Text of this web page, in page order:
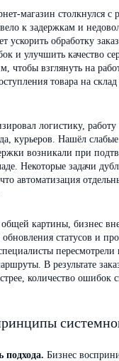
магазин столкнулся с
к задержкам и
ускорить обработку
и улучшить качество
чтобы взглянуть на
товара на склад
логистику,
курьеров. Нашёл
возникали при
Некоторые задачи
автоматизация
общей картины, бизнес
обновления статусов и
пересмотрели
В результате
количество ошибок
подхода. Бизнес